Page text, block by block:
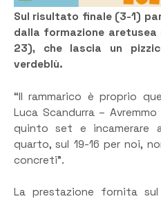
Sul risultato finale (3-1)
dalla formazione
23), che lascia un
verdeblù.
“Il rammarico è proprio
Luca Scandurra –
quinto set e incamerare
quarto, sul 19-16 per noi,
concreti”.
La prestazione fornita